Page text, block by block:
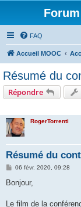
FAQ
Accueil MOOC
Résumé du
Répondre
RogerTorrenti
Résumé du
M
s
g
06 févr. 2020, 09:28
Bonjour,
Le film de la